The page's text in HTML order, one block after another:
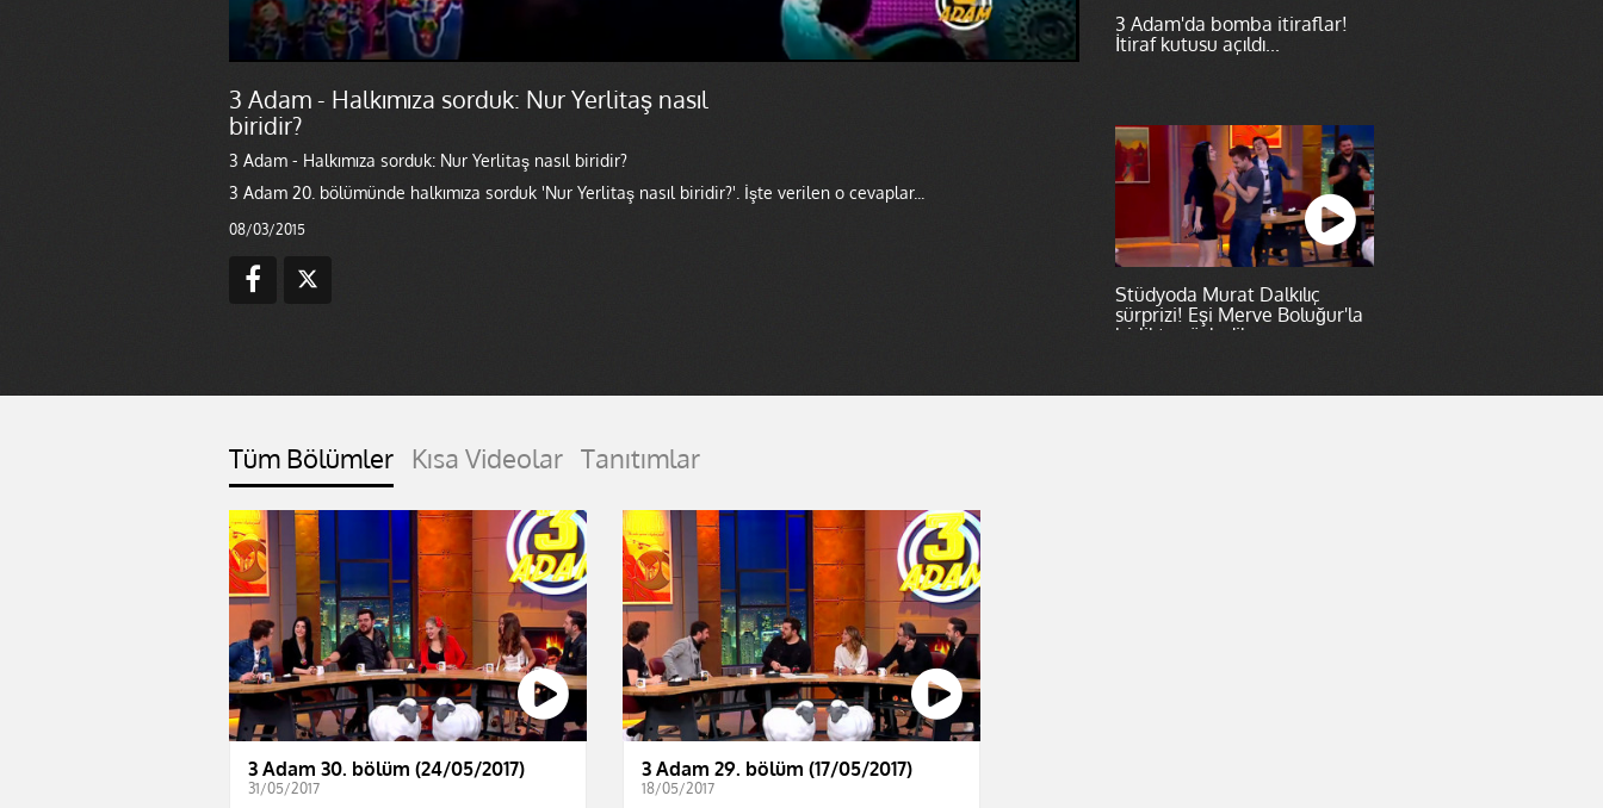
3 Adam - Halkımıza sorduk: Nur Yerlitaş nasıl
biridir?
3 Adam - Halkımıza sorduk: Nur Yerlitaş nasıl biridir?
3 Adam 20. bölümünde halkımıza sorduk 'Nur Yerlitaş nasıl biridir?'. İşte verilen o cevaplar...
08/03/2015
3 Adam'da bomba itiraflar!
İtiraf kutusu açıldı...
Stüdyoda Murat Dalkılıç
sürprizi! Eşi Merve Boluğur'la
birlikte söylediler...
Tüm Bölümler Kısa Videolar Tanıtımlar
3 Adam 30. bölüm (24/05/2017)
31/05/2017
3 Adam 29. bölüm (17/05/2017)
18/05/2017